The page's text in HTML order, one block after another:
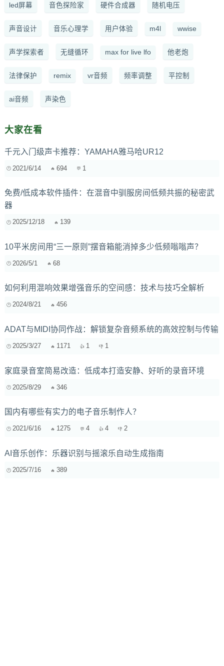
led屏幕 音色探险家 硬件合成器 随机电压
声音设计 音乐心理学 用户体验 m4l wwise
声学探索者 无缝循环 max for live lfo 他老炮
法律保护 remix vr音频 频率调整 平控制
ai音频 声染色
大家在看
千元入门级声卡推荐：YAMAHA雅马哈UR12
2021/6/14 694 1
免费/低成本软件插件：在混音中驯服房间低频共振的秘密武
器
2025/12/18 139
10平米房间用“三一原则”摆音箱能消掉多少低频嗡嗡声？
2026/5/1 68
如何利用混响效果增强音乐的空间感：技术与技巧全解析
2024/8/21 456
ADAT与MIDI协同作战：解锁复杂音频系统的高效控制与传输
2025/3/27 1171 1 1
家庭录音室简易改造：低成本打造安静、好听的录音环境
2025/8/29 346
国内有哪些有实力的电子音乐制作人？
2021/6/16 1275 4 4 2
AI音乐创作：乐器识别与摇滚乐自动生成指南
2025/7/16 389